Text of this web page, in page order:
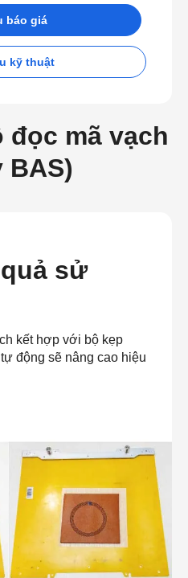
báo giá
kỹ thuật
đọc mã vạch
BAS)
sử
kết hợp với bộ kẹp
động sẽ nâng cao hiệu